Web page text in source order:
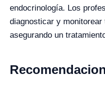
endocrinología. Los
diagnosticar y
asegurando un